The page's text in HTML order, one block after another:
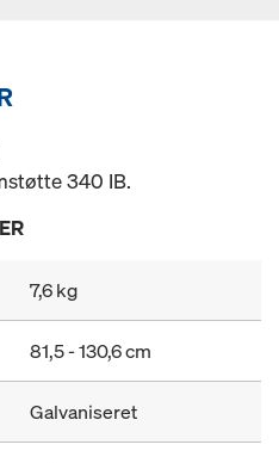
340 IB.
7,6 kg
81,5 - 130,6 cm
Galvaniseret